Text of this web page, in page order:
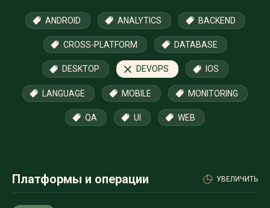
ANDROID ANALYTICS BACKEND
CROSS-PLATFORM DATABASE
DESKTOP DEVOPS IOS
LANGUAGE MOBILE MONITORING
QA UI WEB
Платформы и операции УВЕЛИЧИТЬ